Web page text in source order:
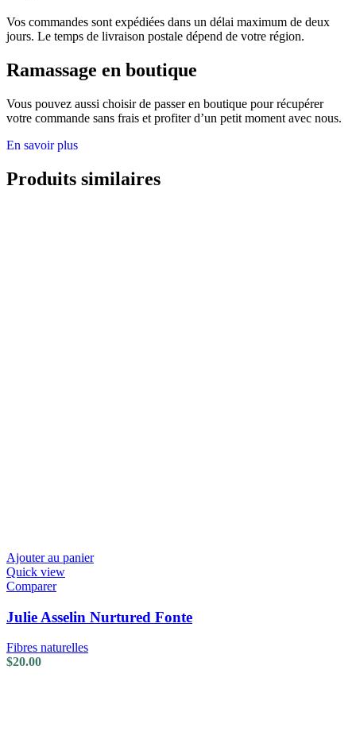
Vos commandes sont expédiées dans un délai maximum de deux
jours. Le temps de livraison postale dépend de votre région.
Ramassage en boutique
Vous pouvez aussi choisir de passer en boutique pour récupérer
votre commande sans frais et profiter d’un petit moment avec nous.
En savoir plus
Produits similaires
Ajouter au panier
Quick view
Comparer
Julie Asselin Nurtured Fonte
Fibres naturelles
$20.00